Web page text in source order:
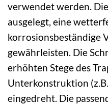
verwendet werden.
ausgelegt, eine
korrosionsbeständige
gewährleisten. Die
erhöhten Stege des
Unterkonstruktion
eingedreht. Die